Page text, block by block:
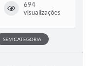
694
visualizações
SEM CATEGORIA